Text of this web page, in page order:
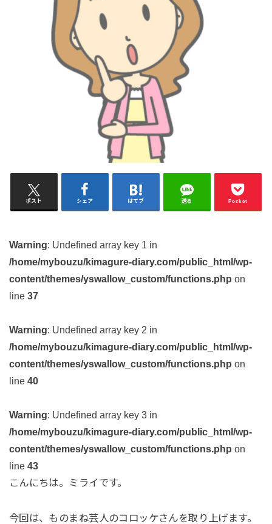
ポスト シェア はてブ 送る Pocket
Warning: Undefined array key 1 in
/home/mybouzu/kimagure-diary.com/public_html/wp-
content/themes/yswallow_custom/functions.php on
line 37
Warning: Undefined array key 2 in
/home/mybouzu/kimagure-diary.com/public_html/wp-
content/themes/yswallow_custom/functions.php on
line 40
Warning: Undefined array key 3 in
/home/mybouzu/kimagure-diary.com/public_html/wp-
content/themes/yswallow_custom/functions.php on
line 43
こんにちは。ミライです。
今回は、ものまね芸人のコロッケさんを取り上げます。